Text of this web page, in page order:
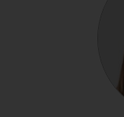
(2014). "Coffee
cardiovascular
analysis." Am J
Carlsen MH,
antioxidant
spices, herbs and